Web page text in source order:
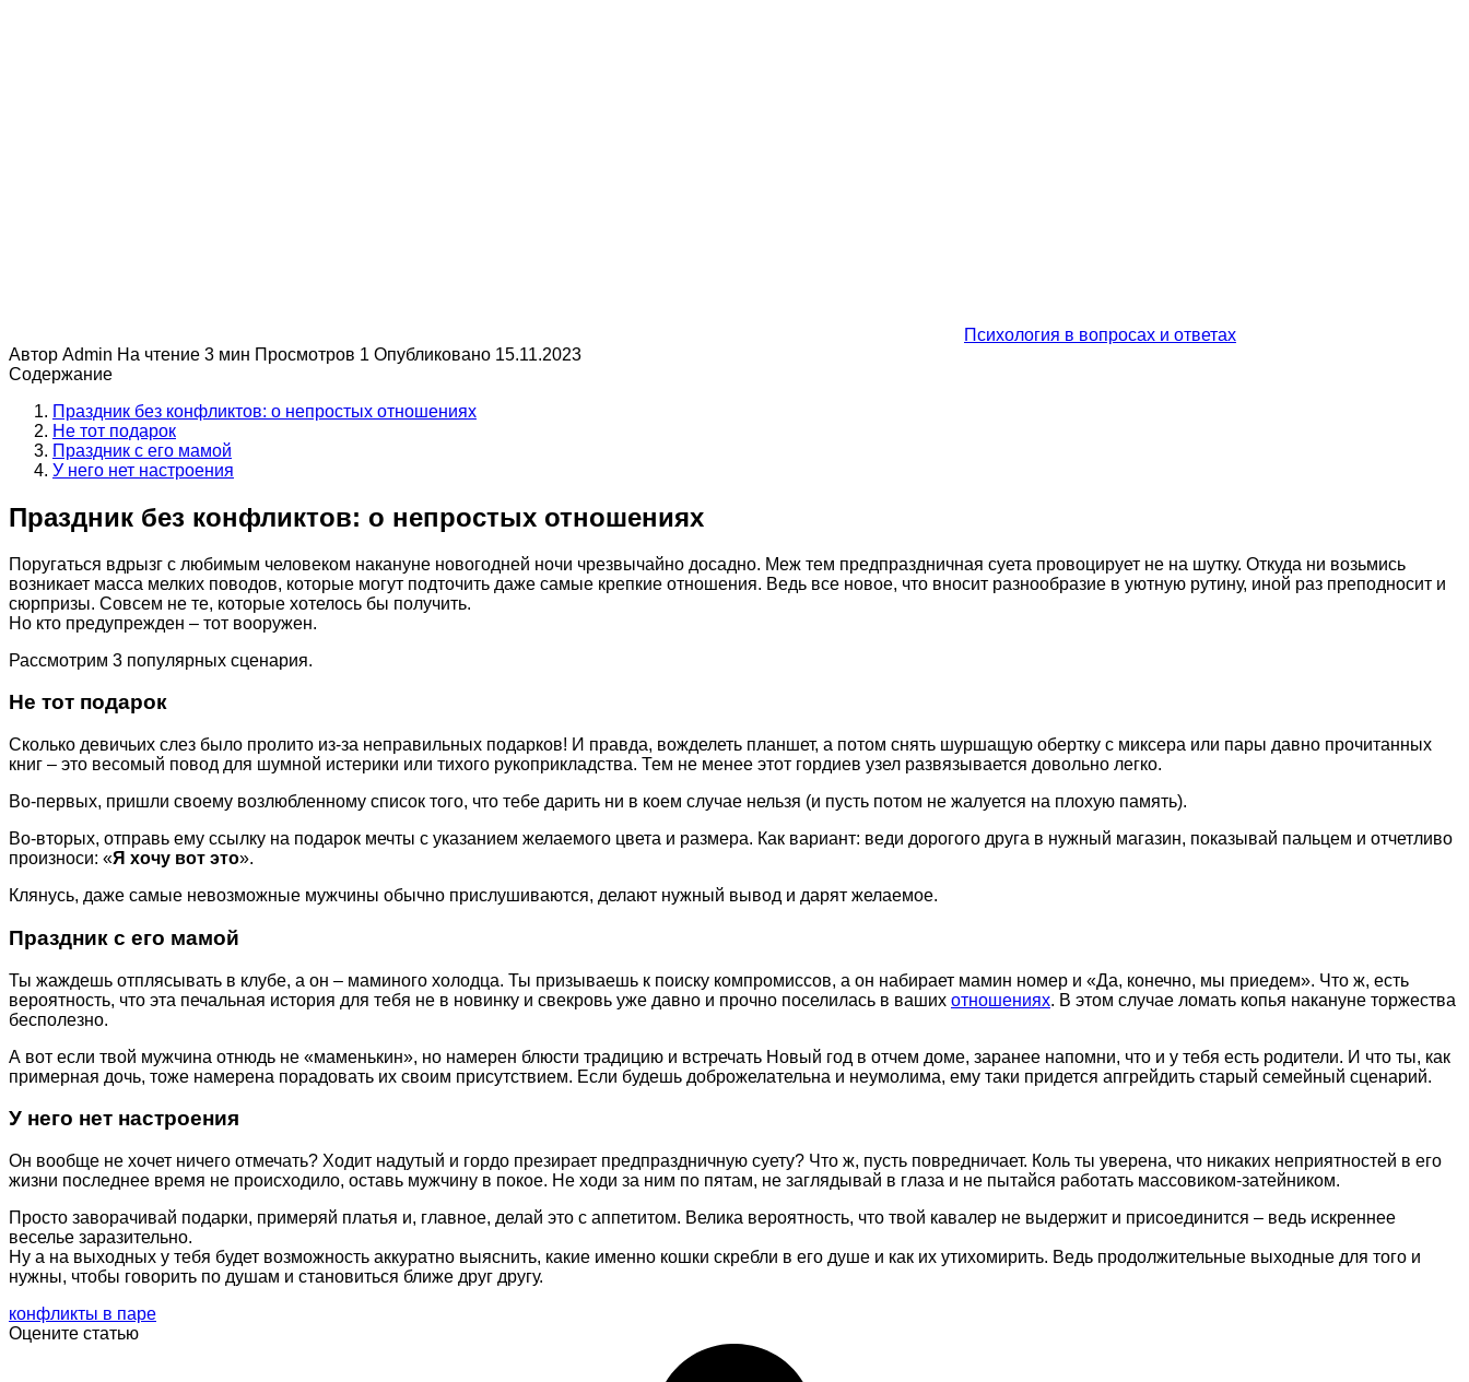
Психология в вопросах и ответах
Автор Admin На чтение 3 мин Просмотров 1 Опубликовано 15.11.2023
Содержание
Праздник без конфликтов: о непростых отношениях
Не тот подарок
Праздник с его мамой
У него нет настроения
Праздник без конфликтов: о непростых отношениях
Поругаться вдрызг с любимым человеком накануне новогодней ночи чрезвычайно досадно. Меж тем предпраздничная суета провоцирует не на шутку. Откуда ни возьмись
возникает масса мелких поводов, которые могут подточить даже самые крепкие отношения. Ведь все новое, что вносит разнообразие в уютную рутину, иной раз преподносит и
сюрпризы. Совсем не те, которые хотелось бы получить.
Но кто предупрежден – тот вооружен.
Рассмотрим 3 популярных сценария.
Не тот подарок
Cколько девичьих слез было пролито из-за неправильных подарков! И правда, вожделеть планшет, а потом снять шуршащую обертку с миксера или пары давно прочитанных
книг – это весомый повод для шумной истерики или тихого рукоприкладства. Тем не менее этот гордиев узел развязывается довольно легко.
Во-первых, пришли своему возлюбленному список того, что тебе дарить ни в коем случае нельзя (и пусть потом не жалуется на плохую память).
Во-вторых, отправь ему ссылку на подарок мечты с указанием желаемого цвета и размера. Как вариант: веди дорогого друга в нужный магазин, показывай пальцем и отчетливо
произноси: «Я хочу вот это».
Клянусь, даже самые невозможные мужчины обычно прислушиваются, делают нужный вывод и дарят желаемое.
Праздник с его мамой
Ты жаждешь отплясывать в клубе, а он – маминого холодца. Ты призываешь к поиску компромиссов, а он набирает мамин номер и «Да, конечно, мы приедем». Что ж, есть
вероятность, что эта печальная история для тебя не в новинку и свекровь уже давно и прочно поселилась в ваших отношениях. В этом случае ломать копья накануне торжества
бесполезно.
А вот если твой мужчина отнюдь не «маменькин», но намерен блюсти традицию и встречать Новый год в отчем доме, заранее напомни, что и у тебя есть родители. И что ты, как
примерная дочь, тоже намерена порадовать их своим присутствием. Если будешь доброжелательна и неумолима, ему таки придется апгрейдить старый семейный сценарий.
У него нет настроения
Он вообще не хочет ничего отмечать? Ходит надутый и гордо презирает предпраздничную суету? Что ж, пусть повредничает. Коль ты уверена, что никаких неприятностей в его
жизни последнее время не происходило, оставь мужчину в покое. Не ходи за ним по пятам, не заглядывай в глаза и не пытайся работать массовиком-затейником.
Просто заворачивай подарки, примеряй платья и, главное, делай это с аппетитом. Велика вероятность, что твой кавалер не выдержит и присоединится – ведь искреннее
веселье заразительно.
Ну а на выходных у тебя будет возможность аккуратно выяснить, какие именно кошки скребли в его душе и как их утихомирить. Ведь продолжительные выходные для того и
нужны, чтобы говорить по душам и становиться ближе друг другу.
конфликты в паре
Оцените статью